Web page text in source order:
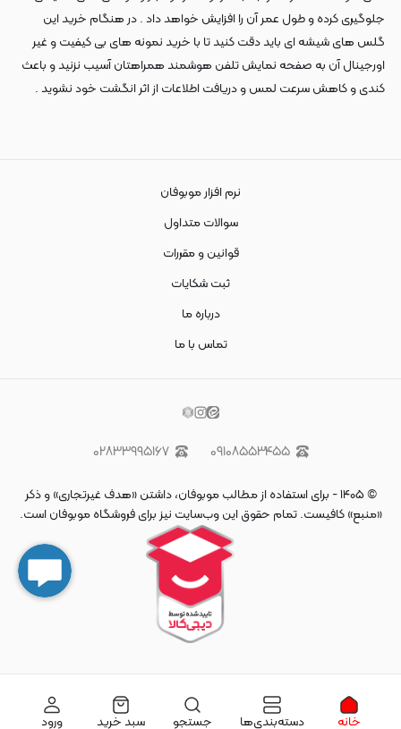
خانه دسته‌بندی‌ها جستجو سبد خرید ورود
جلوگیری کرده و طول عمر آن را افزایش خواهد داد . در هنگام خرید این
گلس های شیشه ای باید دقت کنید تا با خرید نمونه های بی کیفیت و غیر
اورجینال آن به صفحه نمایش تلفن هوشمند همراهتان آسیب نزنید و باعث
کندی و کاهش سرعت لمس و دریافت اطلاعات از اثر انگشت خود نشوید .
نرم افزار موبوفان
سوالات متداول
قوانین و مقررات
ثبت شکایات
درباره ما
تماس با ما
۰۹۱۰۸۵۵۳۴۵۵ ۰۲۸۳۳۹۹۵۱۶۷
©۱۴۰۵- برای استفاده از مطالب موبوفان، داشتن «هدف غیرتجاری» و ذکر
«منبع» کافیست. تمام حقوق اين وب‌سايت نیز برای فروشگاه موبوفان است.